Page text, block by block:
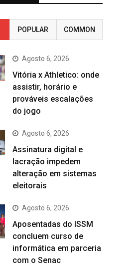
POPULAR COMMON
Agosto 6, 2026
Vitória x Athletico: onde
assistir, horário e
prováveis escalações
do jogo
Agosto 6, 2026
Assinatura digital e
lacração impedem
alteração em sistemas
eleitorais
Agosto 6, 2026
Aposentadas do ISSM
concluem curso de
informática em parceria
com o Senac